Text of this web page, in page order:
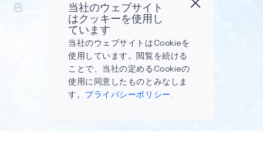
当社のウェブサイト
はクッキーを使用し
ています
当社のウェブサイトはCookieを
使用しています。閲覧を続ける
ことで、当社の定めるCookieの
使用に同意したものとみなしま
す。 プライバシーポリシー.